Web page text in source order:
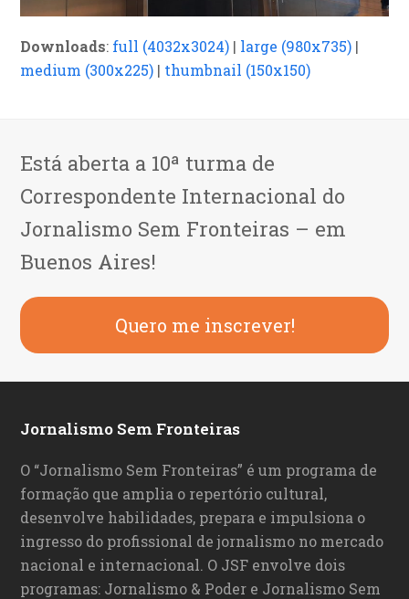
Downloads: full (4032x3024) | large (980x735) |
medium (300x225) | thumbnail (150x150)
Está aberta a 10ª turma de
Correspondente Internacional do
Jornalismo Sem Fronteiras – em
Buenos Aires!
Quero me inscrever!
Jornalismo Sem Fronteiras
O “Jornalismo Sem Fronteiras” é um programa de
formação que amplia o repertório cultural,
desenvolve habilidades, prepara e impulsiona o
ingresso do profissional de jornalismo no mercado
nacional e internacional. O JSF envolve dois
programas: Jornalismo & Poder e Jornalismo Sem